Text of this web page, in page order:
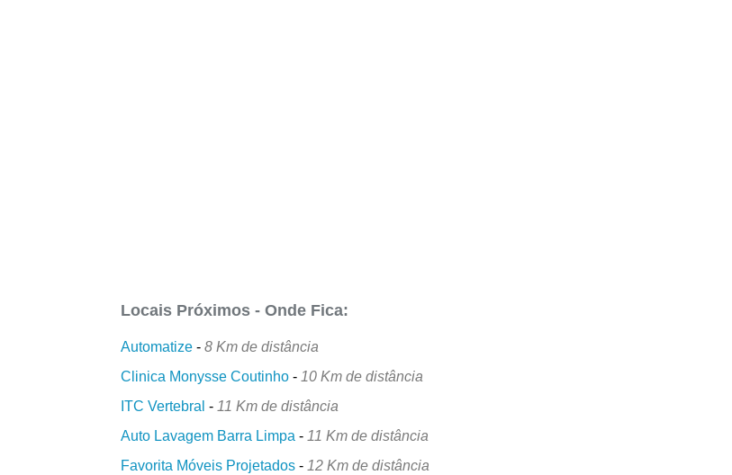
Locais Próximos - Onde Fica:
Automatize -8 Km de distância
Clinica Monysse Coutinho -10 Km de distância
ITC Vertebral -11 Km de distância
Auto Lavagem Barra Limpa -11 Km de distância
Favorita Móveis Projetados -12 Km de distância